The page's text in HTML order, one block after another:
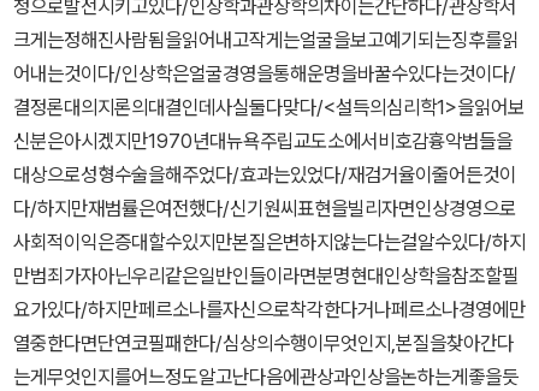
이 중요한 이유가 여기에 있다. 2013년 핫 피플의 인상을 살펴보며
자신의 얼굴을 되돌아보다 이 책은 김수현, 김태희, 싸이, 오바마, 김
기덕 등 국내외를 총망라하여 현재 가장 이슈가 되고 있는 유명인 36
명의 얼굴을 살펴본다. 인상학적으로 특히 좋게 발달한 얼굴 부위를
기준으로 ‘이마와 눈썹’, ‘눈’, ‘코와 광대’, ‘입과 턱’ 총 네 개의 장으로
나누어, 그들이 지금의 자리에 오르기까지 인상이 어떻게 변해왔는지
쉽게 풀어서 설명해준다. 배우 김수현의 짙은 눈썹과 발달한 눈썹 근
육은 그가 강한 추진력과 꾸준한 노력을 통해 스타가 되었음을 보여
준다. 서울대를 졸업하고도 연예인의 길을 선택한 김태희의 커다란
갈색 눈동자에는 거리에서 캐스팅되어 자기 발로 기획사를 찾아간 이
유가 담겨 있다. 싸이의 광대뼈는 그를 월드스타 반열에 올려놓았고
청으로발전시키고있다/인상학과관상학의차이는간단하다/관상학서
크게는정해진사람됨을읽어내고작게는얼굴을보고예기되는징후를읽
어내는것이다/인상학은얼굴경영을통해운명을바꿀수있다는것이다/
결정론대의지론의대결인데사실둘다맞다/<설득의심리학1>을읽어보
신분은아시겠지만1970년대뉴욕주립교도소에서비호감흉악범들을
대상으로성형수술을해주었다/효과는있었다/재검거율이줄어든것이
다/하지만재범률은여전했다/신기원씨표현을빌리자면인상경영으로
사회적이익은증대할수있지만본질은변하지않는다는걸알수있다/하지
만범죄가자아닌우리같은일반인들이라면분명현대인상학을참조할필
요가있다/하지만페르소나를자신으로착각한다거나페르소나경영에만
열중한다면단연코필패한다/심상의수행이무엇인지,본질을찾아간다
는게무엇인지를어느정도알고난다음에관상과인상을논하는게좋을듯